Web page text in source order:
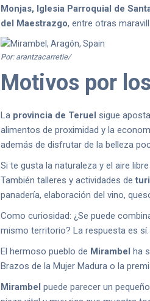
Monjas, Iglesia Parroquial de
del Maestrazgo, entre otras
Por: arantzacarretie/
Motivos por
La provincia de Teruel sigue
alimentos de proximidad y la
además de disfrutar de la belleza
Si te gusta la naturaleza y el aire libre
También talleres y actividades de
panadería, elaboración del vino,
Como curiosidad: ¿Se puede
mismo territorio? La respuesta es sí.
El hermoso pueblo de Mirambel ha
Brazos de la Mujer Madura o la
Mirambel puede parecer un